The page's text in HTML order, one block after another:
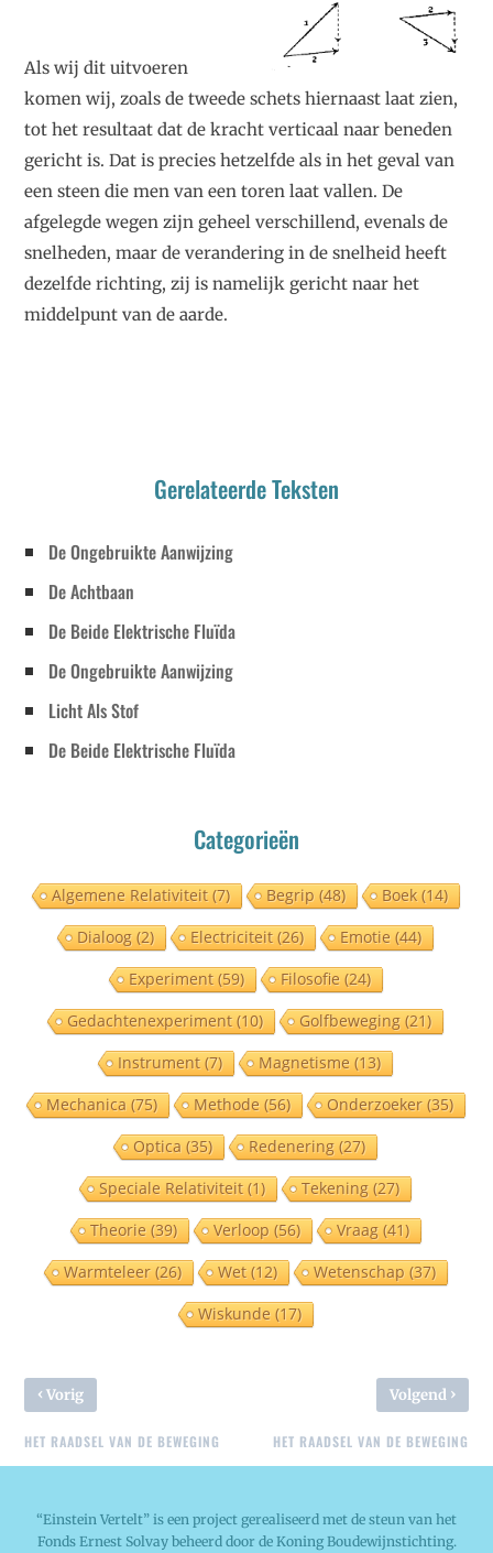
Als wij dit uitvoeren
komen wij, zoals de tweede schets hiernaast laat zien,
tot het resultaat dat de kracht verticaal naar beneden
gericht is. Dat is precies hetzelfde als in het geval van
een steen die men van een toren laat vallen. De
afgelegde wegen zijn geheel verschillend, evenals de
snelheden, maar de verandering in de snelheid heeft
dezelfde richting, zij is namelijk gericht naar het
middelpunt van de aarde.
Gerelateerde Teksten
De Ongebruikte Aanwijzing
De Achtbaan
De Beide Elektrische Fluïda
De Ongebruikte Aanwijzing
Licht Als Stof
De Beide Elektrische Fluïda
Categorieën
Algemene Relativiteit(7) Begrip(48) Boek(14)
Dialoog(2) Electriciteit(26) Emotie (44)
Experiment(59) Filosofie(24)
Gedachtenexperiment(10) Golfbeweging(21)
Instrument(7) Magnetisme (13)
Mechanica(75) Methode(56) Onderzoeker(35)
Optica (35) Redenering(27)
Speciale Relativiteit(1) Tekening(27)
Theorie(39) Verloop(56) Vraag(41)
Warmteleer(26) Wet(12) Wetenschap(37)
Wiskunde(17)
‹ Vorig
HET RAADSEL VAN DE BEWEGING
Volgend ›
HET RAADSEL VAN DE BEWEGING
“Einstein Vertelt” is een project gerealiseerd met de steun van het
Fonds Ernest Solvay beheerd door de Koning Boudewijnstichting.